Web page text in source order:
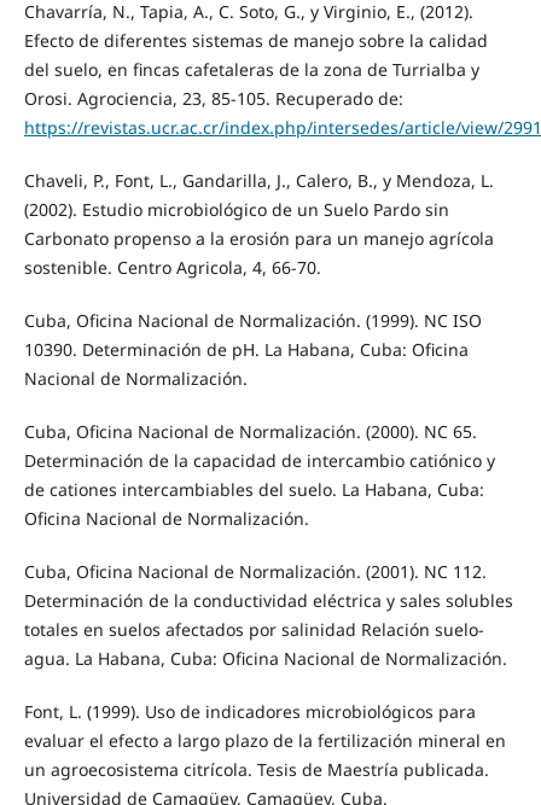
Chavarría, N., Tapia, A., C. Soto, G., y Virginio, E., (2012).
Efecto de diferentes sistemas de manejo sobre la calidad
del suelo, en fincas cafetaleras de la zona de Turrialba y
Orosi. Agrociencia, 23, 85-105. Recuperado de:
https://revistas.ucr.ac.cr/index.php/intersedes/article/view/2991
Chaveli, P., Font, L., Gandarilla, J., Calero, B., y Mendoza, L.
(2002). Estudio microbiológico de un Suelo Pardo sin
Carbonato propenso a la erosión para un manejo agrícola
sostenible. Centro Agricola, 4, 66-70.
Cuba, Oficina Nacional de Normalización. (1999). NC ISO
10390. Determinación de pH. La Habana, Cuba: Oficina
Nacional de Normalización.
Cuba, Oficina Nacional de Normalización. (2000). NC 65.
Determinación de la capacidad de intercambio catiónico y
de cationes intercambiables del suelo. La Habana, Cuba:
Oficina Nacional de Normalización.
Cuba, Oficina Nacional de Normalización. (2001). NC 112.
Determinación de la conductividad eléctrica y sales solubles
totales en suelos afectados por salinidad Relación suelo-
agua. La Habana, Cuba: Oficina Nacional de Normalización.
Font, L. (1999). Uso de indicadores microbiológicos para
evaluar el efecto a largo plazo de la fertilización mineral en
un agroecosistema citrícola. Tesis de Maestría publicada.
Universidad de Camagüey, Camagüey, Cuba.